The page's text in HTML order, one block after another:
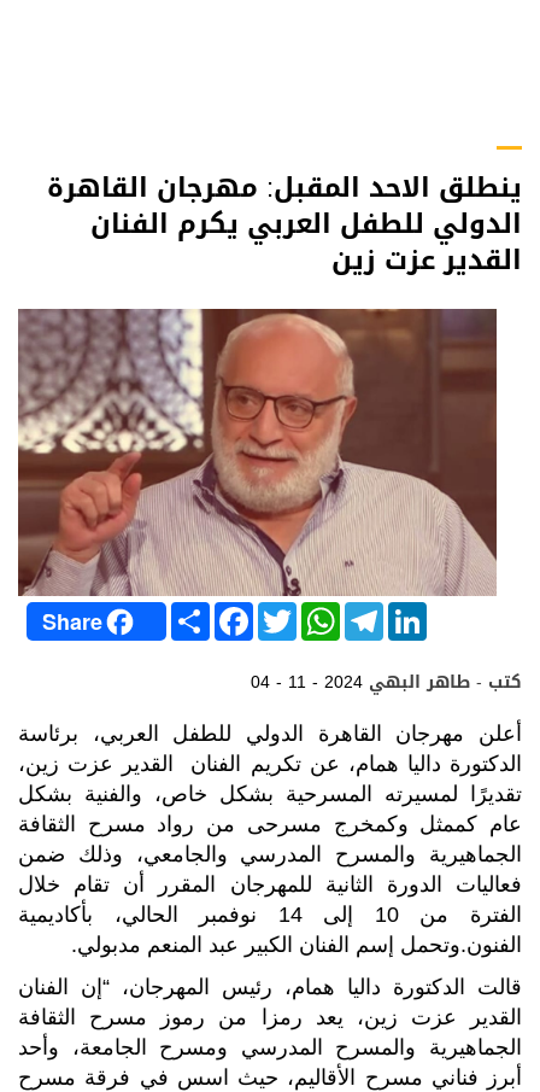
ينطلق الاحد المقبل: مهرجان القاهرة
الدولي للطفل العربي يكرم الفنان
القدير عزت زين
Share S
h
a
F
a
c
e
b
o
k
T
w
i
t
t
r
W
h
a
t
s
p
p
T
e
l
g
a
m
L
i
n
k
e
I
n
04 - 11 - 2024 كتب - طاهر البهي
أعلن مهرجان القاهرة الدولي للطفل العربي، برئاسة
الدكتورة داليا همام، عن تكريم الفنان القدير عزت زين،
تقديرًا لمسيرته المسرحية بشكل خاص، والفنية بشكل
عام كممثل وكمخرج مسرحى من رواد مسرح الثقافة
الجماهيرية والمسرح المدرسي والجامعي، وذلك ضمن
فعاليات الدورة الثانية للمهرجان المقرر أن تقام خلال
الفترة من 10 إلى 14 نوفمبر الحالي، بأكاديمية
الفنون.وتحمل إسم الفنان الكبير عبد المنعم مدبولي.
قالت الدكتورة داليا همام، رئيس المهرجان، “إن الفنان
القدير عزت زين، يعد رمزا من رموز مسرح الثقافة
الجماهيرية والمسرح المدرسي ومسرح الجامعة، وأحد
أبرز فناني مسرح الأقاليم، حيث اسس في فرقة مسرح